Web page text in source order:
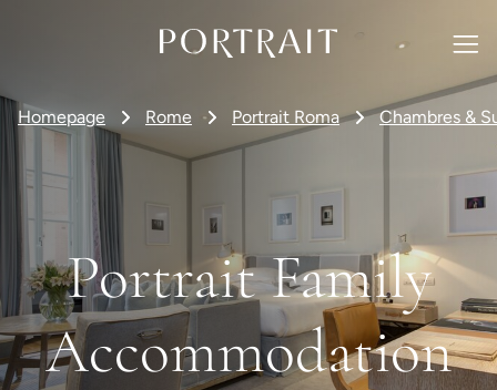
Homepage Rome Portrait Roma Chambres &
Portrait Family
Accommodation